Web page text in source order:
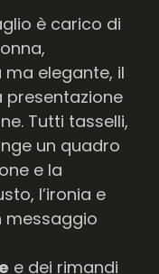
è carico di
elegante, il
presentazione
Tutti tasselli,
un quadro
e la
l’ironia e
messaggio
e dei rimandi